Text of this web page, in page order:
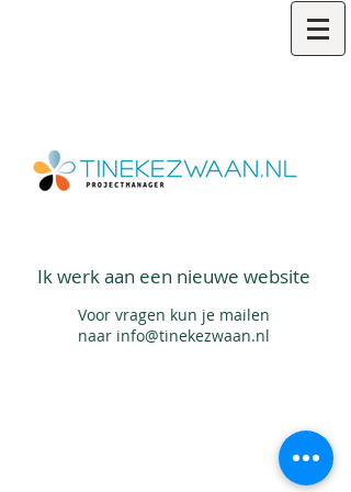
Ik werk aan een nieuwe website
Voor vragen kun je mailen
naar info@tinekezwaan.nl